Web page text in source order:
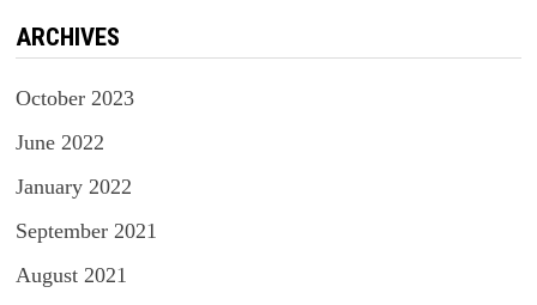
ARCHIVES
October 2023
June 2022
January 2022
September 2021
August 2021